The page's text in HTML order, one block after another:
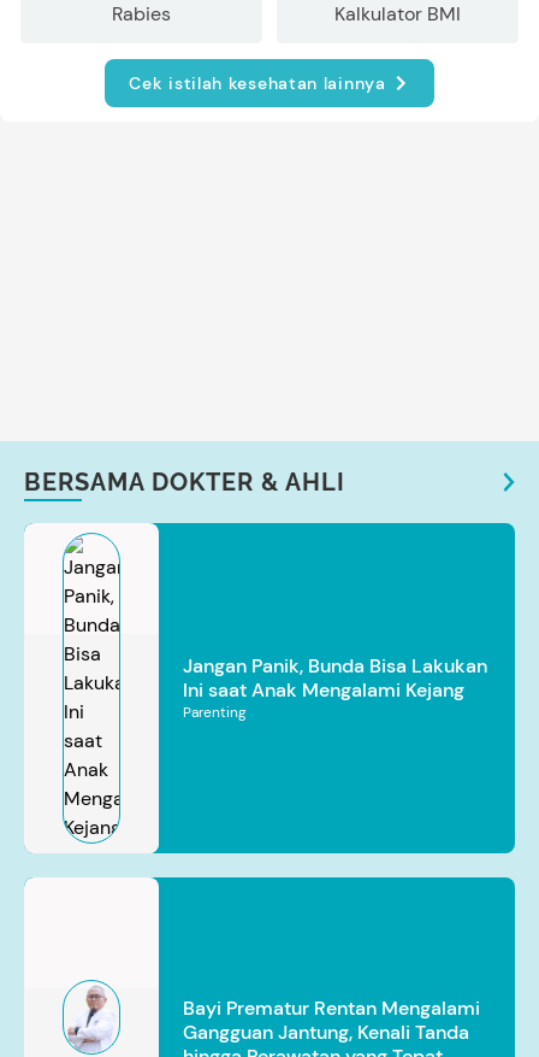
Rabies Kalkulator BMI
Cek istilah kesehatan lainnya
BERSAMA DOKTER & AHLI
Jangan Panik, Bunda Bisa Lakukan
Ini saat Anak Mengalami Kejang
Parenting
Bayi Prematur Rentan Mengalami
Gangguan Jantung, Kenali Tanda